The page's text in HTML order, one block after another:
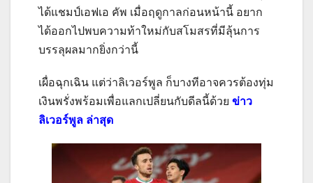
ได้แชมป์เอฟเอ คัพ เมื่อฤดูกาลก่อนหน้านี้ อยาก
ได้ออกไปพบความท้าใหม่กับสโมสรที่มีลุ้นการ
บรรลุผลมากยิ่งกว่านี้
เผื่อฉุกเฉิน แต่ว่าลิเวอร์พูล ก็บางทีอาจควรต้องทุ่ม
เงินพรั่งพร้อมเพื่อแลกเปลี่ยนกับดีลนี้ด้วย ข่าว
ลิเวอร์พูล ล่าสุด